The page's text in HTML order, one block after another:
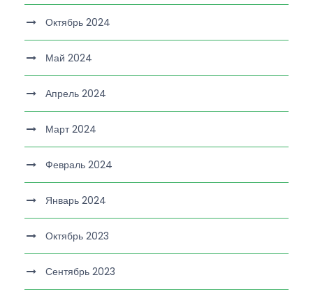
Октябрь 2024
Май 2024
Апрель 2024
Март 2024
Февраль 2024
Январь 2024
Октябрь 2023
Сентябрь 2023